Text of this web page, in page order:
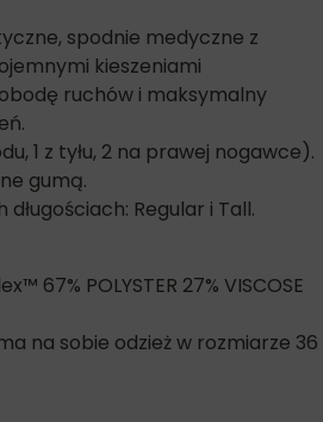
spodnie medyczne z
kieszeniami
ruchów i maksymalny
1 z tyłu, 2 na prawej nogawce).
gumą.
Regular i Tall.
67% POLYSTER 27% VISCOSE
na sobie odzież w rozmiarze 36